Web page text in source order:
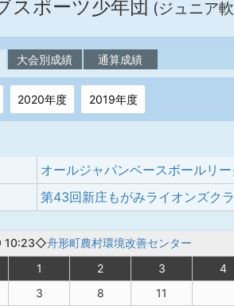
スポーツ少年団 (ジュニア
大会別成績 通算成績
2020年度 2019年度
10:23◇舟形町農村環境改善センター
1 2 3 4
3 8 11